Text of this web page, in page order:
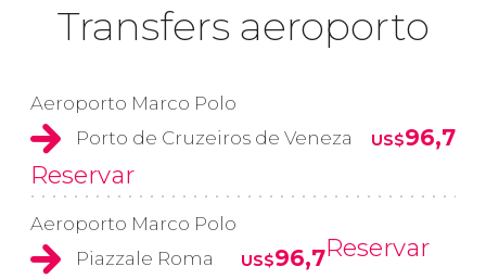
Transfers aeroporto
Aeroporto Marco Polo
Porto de Cruzeiros de Veneza
US$96,7
Reservar
Aeroporto Marco Polo
Piazzale Roma
US$96,7Reservar